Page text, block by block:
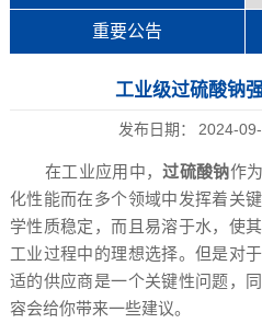
重要公告
工业级过硫酸钠
发布日期： 2024-
在工业应用中，过硫酸钠作
化性能而在多个领域中发挥着关
学性质稳定，而且易溶于水，使
工业过程中的理想选择。但是对
适的供应商是一个关键性问题，
容会给你带来一些建议。